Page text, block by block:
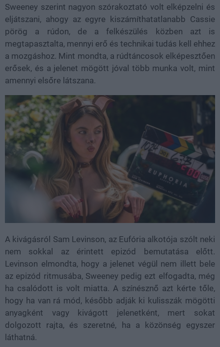
Sweeney szerint nagyon szórakoztató volt elképzelni és
eljátszani, ahogy az egyre kiszámíthatatlanabb Cassie
pörög a rúdon, de a felkészülés közben azt is
megtapasztalta, mennyi erő és technikai tudás kell ehhez
a mozgáshoz. Mint mondta, a rúdtáncosok elképesztően
erősek, és a jelenet mögött jóval több munka volt, mint
amennyi elsőre látszana.
A kivágásról Sam Levinson, az Eufória alkotója szólt neki
nem sokkal az érintett epizód bemutatása előtt.
Levinson elmondta, hogy a jelenet végül nem illett bele
az epizód ritmusába, Sweeney pedig ezt elfogadta, még
ha csalódott is volt miatta. A színésznő azt kérte tőle,
hogy ha van rá mód, később adják ki kulisszák mögötti
anyagként vagy kivágott jelenetként, mert sokat
dolgozott rajta, és szeretné, ha a közönség egyszer
láthatná.